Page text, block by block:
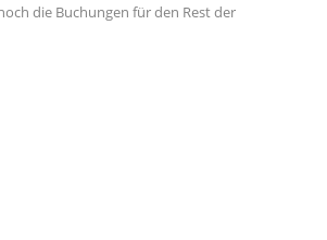
die Buchungen für den Rest der